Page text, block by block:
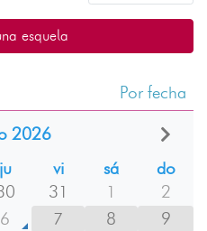
esquela
Por fecha
2026
ju vi sá
do
31 1
2
6 7 8
9